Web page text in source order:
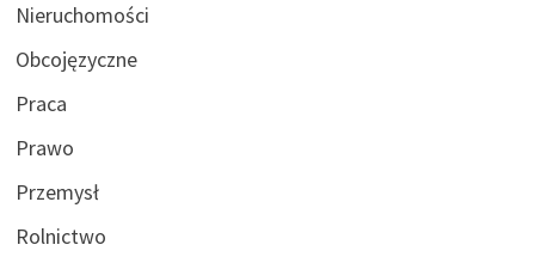
Nieruchomości
Obcojęzyczne
Praca
Prawo
Przemysł
Rolnictwo